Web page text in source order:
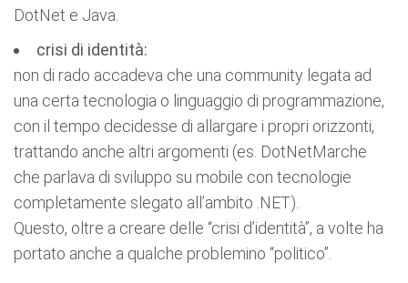
DotNet e Java.
crisi di identità:
non di rado accadeva che una community legata ad
una certa tecnologia o linguaggio di programmazione,
con il tempo decidesse di allargare i propri orizzonti,
trattando anche altri argomenti (es. DotNetMarche
che parlava di sviluppo su mobile con tecnologie
completamente slegato all’ambito .NET).
Questo, oltre a creare delle “crisi d’identità”, a volte ha
portato anche a qualche problemino “politico”.